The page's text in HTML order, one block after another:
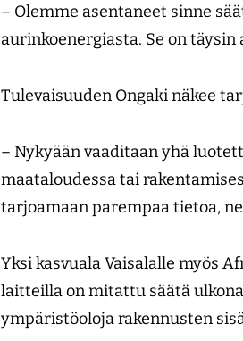
– Olemme asentaneet sinne
aurinkoenergiasta. Se on
Tulevaisuuden Ongaki näkee
– Nykyään vaaditaan yhä
maataloudessa tai
tarjoamaan parempaa tietoa,
Yksi kasvuala Vaisalalle myös
laitteilla on mitattu säätä
ympäristöoloja rakennusten